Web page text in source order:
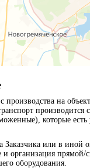
на
которые
или в иной
организация
оборудования.